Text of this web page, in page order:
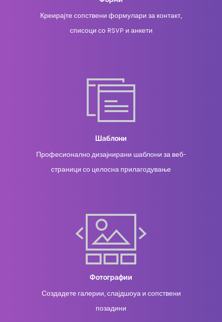
Креирајте сопствени формулари за контакт,
списоци со RSVP и анкети
Шаблони
Професионално дизајнирани шаблони за веб-
страници со целосна прилагодување
Фотографии
Создадете галерии, слајдшоуа и сопствени
позадини